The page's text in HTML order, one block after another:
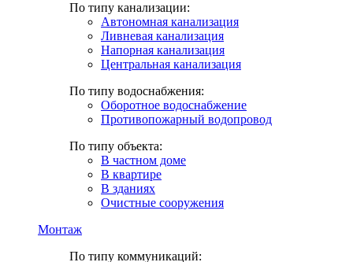
По типу канализации:
Автономная канализация
Ливневая канализация
Напорная канализация
Центральная канализация
По типу водоснабжения:
Оборотное водоснабжение
Противопожарный водопровод
По типу объекта:
В частном доме
В квартире
В зданиях
Очистные сооружения
Монтаж
По типу коммуникаций: